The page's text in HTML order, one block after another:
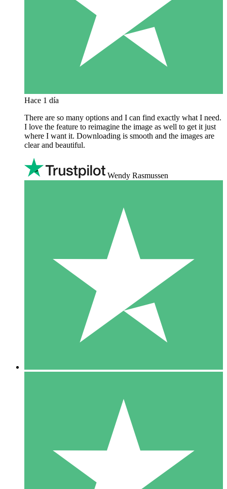
Hace 1 día
There are so many options and I can find exactly what I need.
I love the feature to reimagine the image as well to get it just
where I want it. Downloading is smooth and the images are
clear and beautiful.
Wendy Rasmussen